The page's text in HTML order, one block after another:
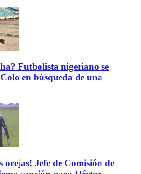
Futbolista nigeriano se
en búsqueda de una
orejas! Jefe de Comisión de